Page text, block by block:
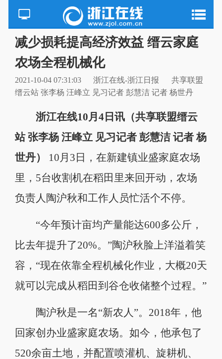
减少损耗提高经济效益 缙云家庭
农场全程机械化
2021-10-04 07:31:03 浙江在线-浙江日报
共享联盟
缙云站 张李杨 汪峰立 见习记者 彭慧洁 记者 杨世丹
浙江在线10月4日讯（共享联盟缙云
站 张李杨 汪峰立 见习记者 彭慧洁 记者 杨
世丹）
10月3日，在新建镇业盛家庭农场
里，5台收割机在稻田里来回开动，农场
负责人陶沪秋和工作人员忙活个不停。
“今年预计亩均产量能达600多公斤，
比去年提升了20%。”陶沪秋脸上洋溢着笑
容，“现在依靠全程机械化作业，大概20天
就可以完成从稻田到谷仓收储整个过程。”
陶沪秋是一名“新农人”。2018年，他
回家创办业盛家庭农场。如今，他承包了
520余亩土地，并配置喷灌机、旋耕机、